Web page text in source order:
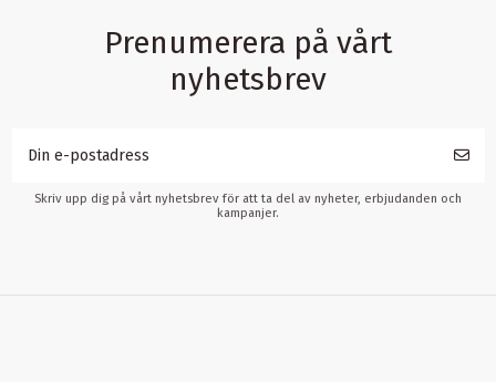
Prenumerera på vårt
nyhetsbrev
Skriv upp dig på vårt nyhetsbrev för att ta del av nyheter, erbjudanden och
kampanjer.